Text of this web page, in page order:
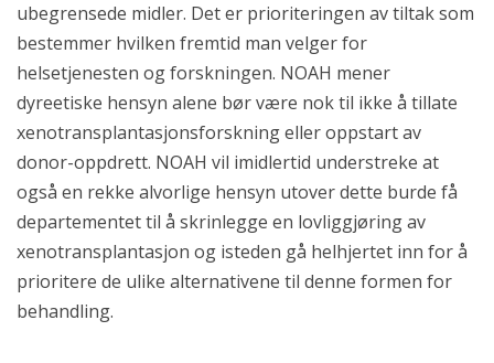
ubegrensede midler. Det er prioriteringen av tiltak som
bestemmer hvilken fremtid man velger for
helsetjenesten og forskningen. NOAH mener
dyreetiske hensyn alene bør være nok til ikke å tillate
xenotransplantasjonsforskning eller oppstart av
donor-oppdrett. NOAH vil imidlertid understreke at
også en rekke alvorlige hensyn utover dette burde få
departementet til å skrinlegge en lovliggjøring av
xenotransplantasjon og isteden gå helhjertet inn for å
prioritere de ulike alternativene til denne formen for
behandling.